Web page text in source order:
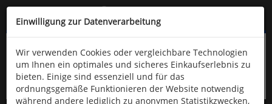
Kompletten Head der Seite überspringen
oder (06766) 9323-960
Einwilligung zur Datenverarbeitung
Wir verwenden Cookies oder vergleichbare Technologien
um Ihnen ein optimales und sicheres Einkaufserlebnis zu
bieten. Einige sind essenziell und für das
ordnungsgemäße Funktionieren der Website notwendig
während andere lediglich zu anonymen Statistikzwecken,